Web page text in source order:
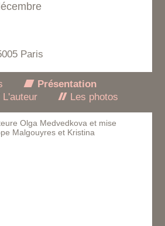
Paris
Présentation
L'auteur Les photos
Olga Medvedkova et mise
Malgouyres et Kristina